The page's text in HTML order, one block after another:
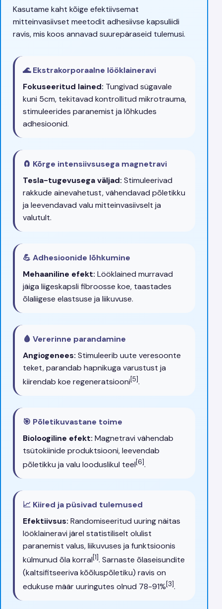
Kasutame kaht kõige efektiivsemat
mitteinvasiivset meetodit adhesiivse kapsuliidi
ravis, mis koos annavad suurepäraseid tulemusi.
🌊 Ekstrakorporaalne lööklaineravi
Fokuseeritud lained: Tungivad sügavale
kuni 5cm, tekitavad kontrollitud mikrotrauma,
stimuleerides paranemist ja lõhkudes
adhesioonid.
🧲 Kõrge intensiivsusega magnetravi
Tesla-tugevusega väljad: Stimuleerivad
rakkude ainevahetust, vähendavad põletikku
ja leevendavad valu mitteinvasiivselt ja
valutult.
💪 Adhesioonide lõhkumine
Mehaaniline efekt: Lööklained murravad
jäiga liigeskapsli fibroosse koe, taastades
õlaliigese elastsuse ja liikuvuse.
🩸 Vererinne parandamine
Angiogenees: Stimuleerib uute veresoonte
teket, parandab hapnikuga varustust ja
kiirendab koe regeneratsiooni[5].
🎯 Põletikuvastane toime
Bioloogiline efekt: Magnetravi vähendab
tsütokiinide produktsiooni, leevendab
põletikku ja valu looduslikul teel[6].
📈 Kiired ja püsivad tulemused
Efektiivsus: Randomiseeritud uuring näitas
lööklaineravi järel statistiliselt olulist
paranemist valus, liikuvuses ja funktsioonis
külmunud õla korral[1]. Sarnaste õlaseisundite
(kaltsifitseeriva kõõluspõletiku) ravis on
edukuse määr uuringutes olnud 78-91%[3].